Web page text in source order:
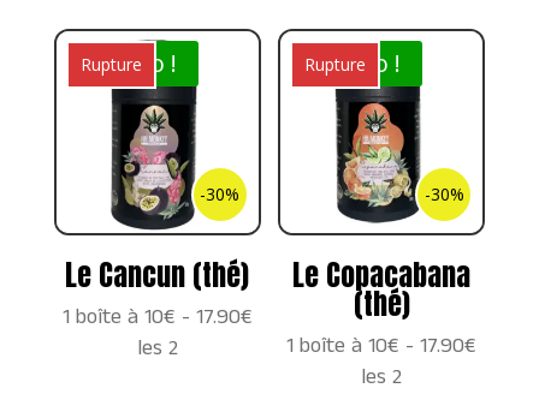
Rupture
-30%
Promo !
Le Cancun (thé)
1 boîte à 10€ - 17.90€
les 2
Rupture
-30%
Promo !
Le Copacabana
(thé)
1 boîte à 10€ - 17.90€
les 2